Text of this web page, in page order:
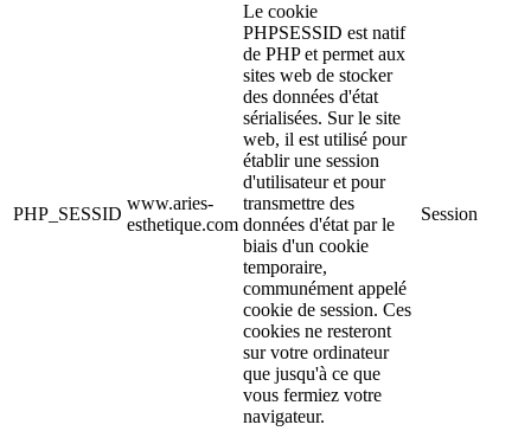
PHP_SESSID
www.aries-
esthetique.com
Le cookie
PHPSESSID est natif
de PHP et permet aux
sites web de stocker
des données d'état
sérialisées. Sur le site
web, il est utilisé pour
établir une session
d'utilisateur et pour
transmettre des
données d'état par le
biais d'un cookie
temporaire,
communément appelé
cookie de session. Ces
cookies ne resteront
sur votre ordinateur
que jusqu'à ce que
vous fermiez votre
navigateur.
Session